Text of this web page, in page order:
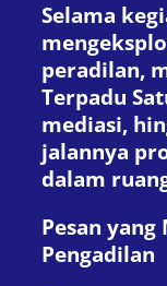
Selama
peradilan,
Terpadu
mediasi,
jalannya
dalam
Pesan
Pengadilan